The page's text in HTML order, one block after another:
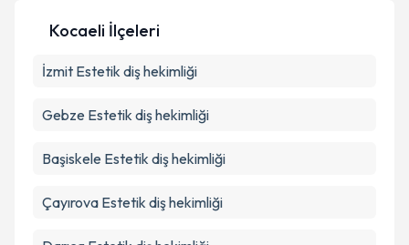
Metni 'ni okudum ve kişisel verilerimin belirtilen
Kocaeli İlçeleri
İzmit Estetik diş hekimliği
Gebze Estetik diş hekimliği
Başiskele Estetik diş hekimliği
Çayırova Estetik diş hekimliği